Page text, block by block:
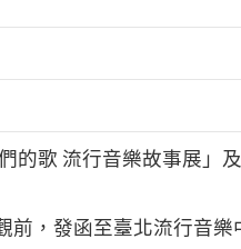
的歌 流行音樂故事展」
前，發函至臺北流行音